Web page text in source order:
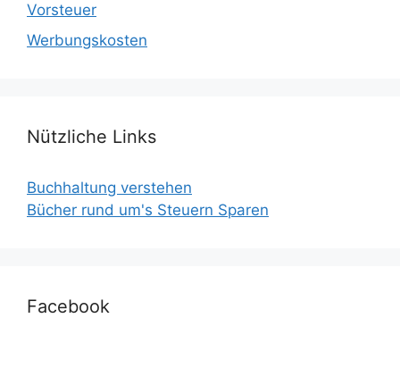
Vorsteuer
Werbungskosten
Nützliche Links
Buchhaltung verstehen
Bücher rund um's Steuern Sparen
Facebook